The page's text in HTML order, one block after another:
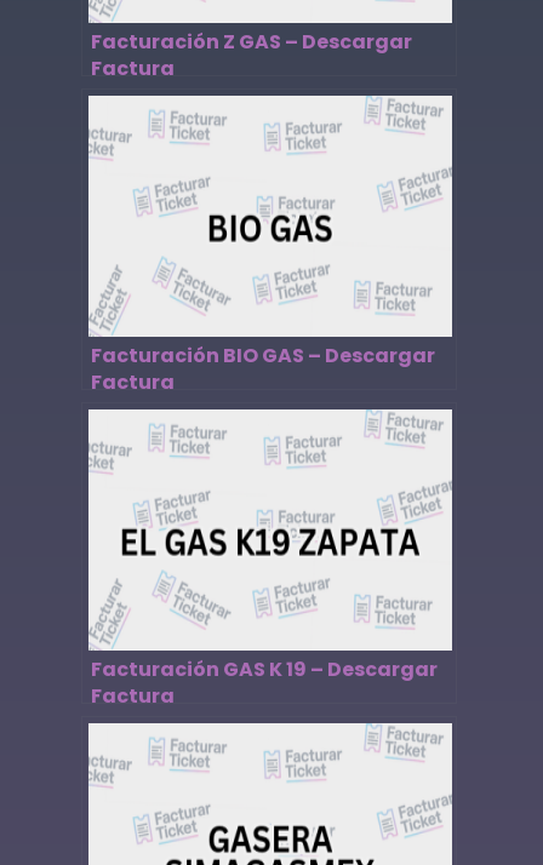
Facturación Z GAS – Descargar
Factura
Facturación BIO GAS – Descargar
Factura
Facturación GAS K 19 – Descargar
Factura